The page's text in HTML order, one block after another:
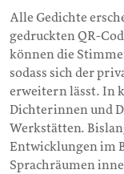
Alle Gedichte
gedruckten QR-
können die
sodass sich der
erweitern lässt. In
Dichterinnen und
Werkstätten.
Entwicklungen im
Sprachräumen